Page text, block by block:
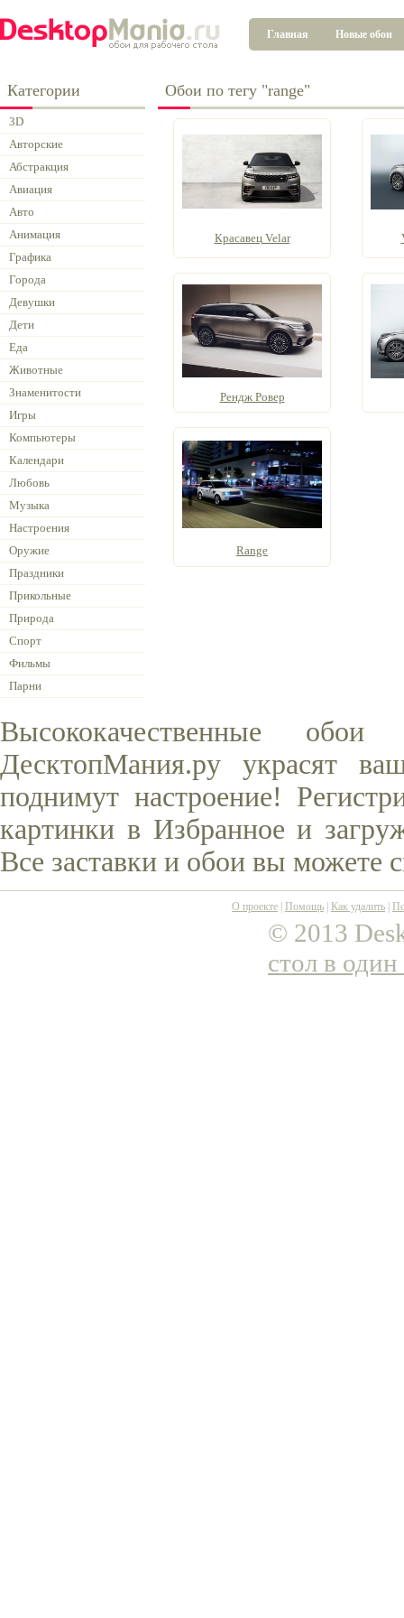
Главная Новые обои
Категории
3D
Авторские
Абстракция
Авиация
Авто
Анимация
Графика
Города
Девушки
Дети
Еда
Животные
Знаменитости
Игры
Компьютеры
Календари
Любовь
Музыка
Настроения
Оружие
Праздники
Прикольные
Природа
Спорт
Фильмы
Парни
Обои по тегу "range"
Красавец Velar
Рендж Ровер
Range
Высококачественные
ДесктопМания.ру украсят
поднимут настроение!
картинки в Избранное и
Все заставки и обои вы можете
О проекте Помощь Как удалить
© 2013
стол в